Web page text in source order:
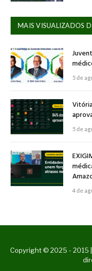
MAIS VISUALIZADOS
5 de
5 de
4 de
Copyright © 2025 - 2015